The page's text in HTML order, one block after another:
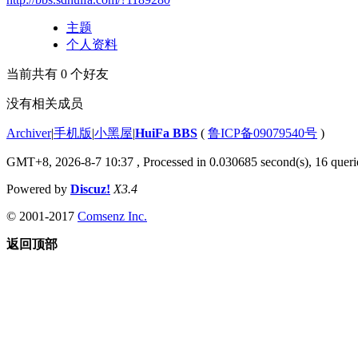
主题
个人资料
当前共有 0 个好友
没有相关成员
Archiver|手机版|小黑屋|HuiFa BBS ( 鲁ICP备09079540号 )
GMT+8, 2026-8-7 10:37 , Processed in 0.030685 second(s), 16
Powered by Discuz! X3.4
© 2001-2017 Comsenz Inc.
返回顶部